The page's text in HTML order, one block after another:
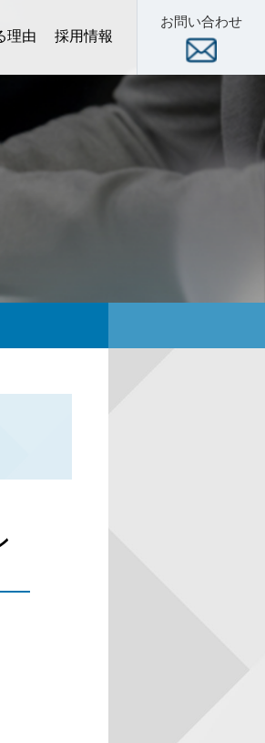
お問い合わせ
理由 採用情報
新卒 特設サイト